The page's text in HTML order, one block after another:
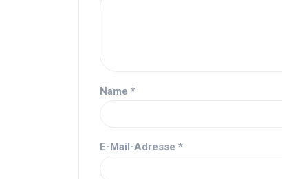
Name *
E-Mail-Adresse *